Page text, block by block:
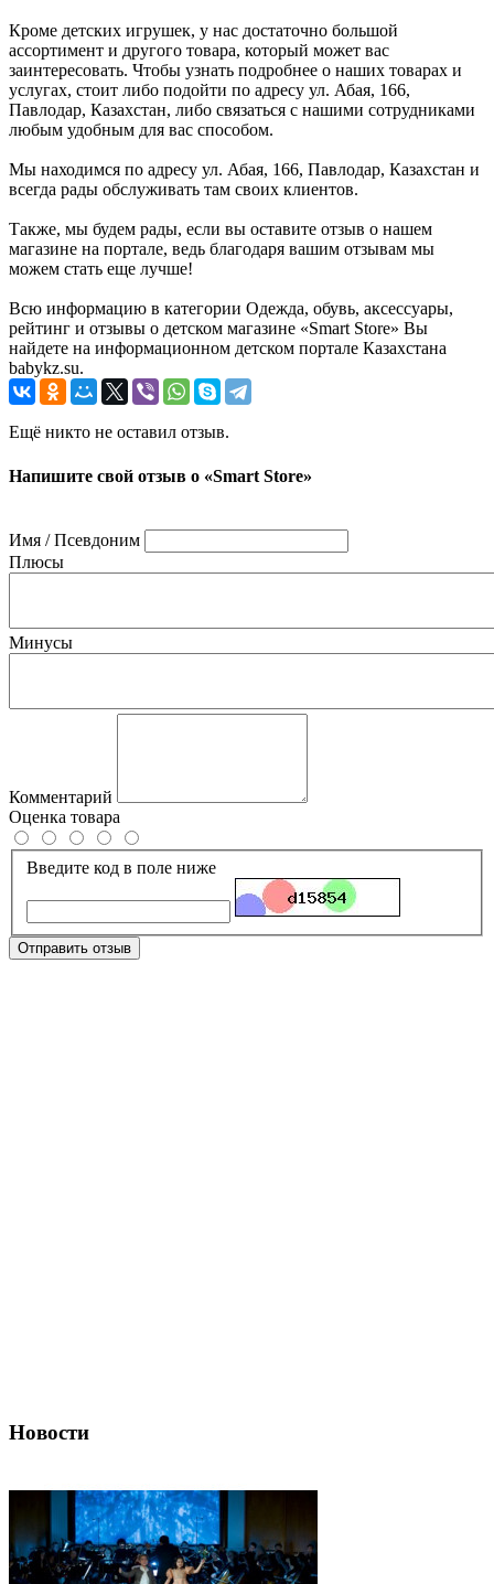
Кроме детских игрушек, у нас достаточно большой
ассортимент и другого товара, который может вас
заинтересовать. Чтобы узнать подробнее о наших товарах и
услугах, стоит либо подойти по адресу ул. Абая, 166,
Павлодар, Казахстан, либо связаться с нашими сотрудниками
любым удобным для вас способом.
Мы находимся по адресу ул. Абая, 166, Павлодар, Казахстан и
всегда рады обслуживать там своих клиентов.
Также, мы будем рады, если вы оставите отзыв о нашем
магазине на портале, ведь благодаря вашим отзывам мы
можем стать еще лучше!
Всю информацию в категории Одежда, обувь, аксессуары,
рейтинг и отзывы о детском магазине «Smart Store» Вы
найдете на информационном детском портале Казахстана
babykz.su.
Ещё никто не оставил отзыв.
Напишите свой отзыв о «Smart Store»
Имя / Псевдоним
Плюсы
Минусы
Комментарий
Оценка товара
Введите код в поле ниже
Отправить отзыв
Новости